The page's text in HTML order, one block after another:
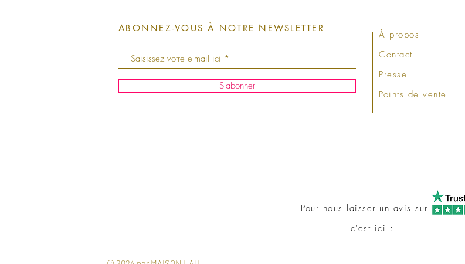
ABONNEZ-VOUS À NOTRE NEWSLETTER
S'abonner
À propos
Contact
Presse
Points de vente
Pour nous laisser un avis sur
c'est ici :